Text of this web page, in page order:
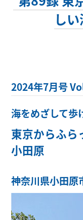
し
2024年7月号
海をめざして歩
東京からふら
小田原
神奈川県小田原